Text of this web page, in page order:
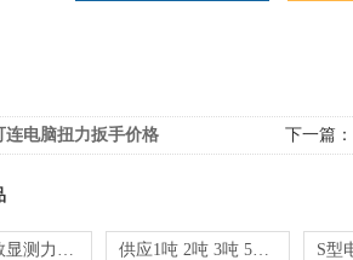
连电脑扭力扳手价格 下一篇：
定制量程数显测力计 特殊接口拉力计 供应1吨 2吨 3吨 5吨 6吨外置式S型测力仪